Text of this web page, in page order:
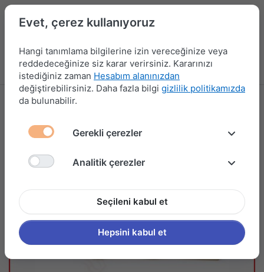
Menü Kampanyalar Yeni Ürünler Giriş yap
Evet, çerez kullanıyoruz
Hangi tanımlama bilgilerine izin vereceğinize veya
reddedeceğinize siz karar verirsiniz. Kararınızı
istediğiniz zaman Hesabım alanınızdan
değiştirebilirsiniz. Daha fazla bilgi gizlilik politikamızda
da bulunabilir.
Gerekli çerezler
Analitik çerezler
Seçileni kabul et
Hepsini kabul et